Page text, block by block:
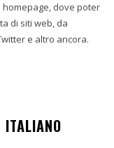
dove poter
di siti web, da
e altro ancora.
ITALIANO